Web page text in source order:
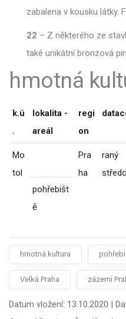
zabalena v kousku látky.
22 – Z některého ze
také unikátní bronzová
hmotná
k.ú
.
lokalita -
areál
regi
on
Mo
tol
Pra
ha
raný
pohřebišt
ě
hmotná kultura
Velká Praha zázemí
Datum vložení: 13.10.2020 |